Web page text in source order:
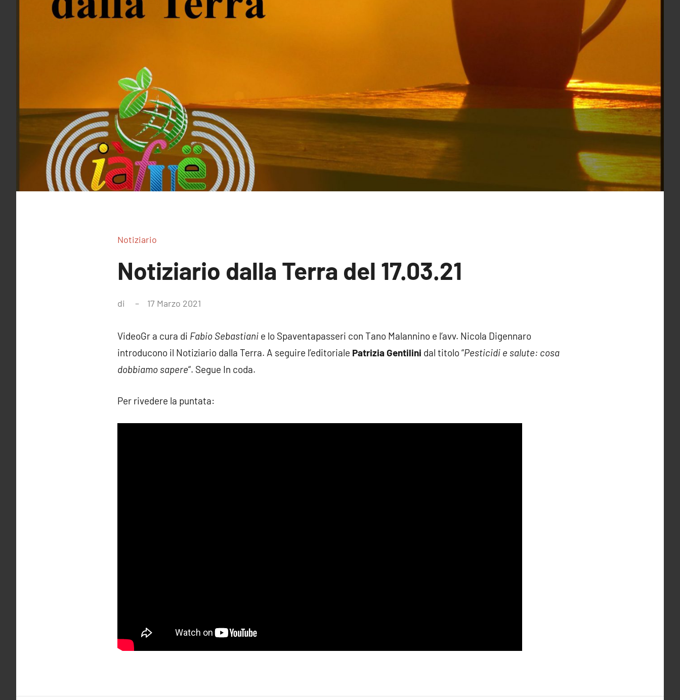
Notiziario
Notiziario dalla Terra del 17.03.21
di 17 Marzo 2021
VideoGr a cura di Fabio Sebastiani e lo Spaventapasseri con Tano Malannino e l’avv. Nicola Digennaro
introducono il Notiziario dalla Terra. A seguire l’editoriale Patrizia Gentilini dal titolo “Pesticidi e salute: cosa
dobbiamo sapere“. Segue In coda.
Per rivedere la puntata: